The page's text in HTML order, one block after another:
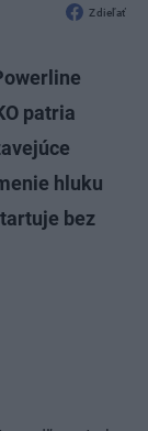
Zdieľať
patria
hluku
bez